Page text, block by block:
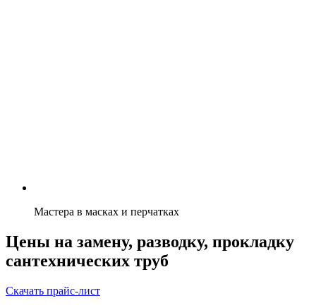
Мастера в масках и перчатках
Цены на замену, разводку, прокладку
сантехнических труб
Скачать прайс-лист